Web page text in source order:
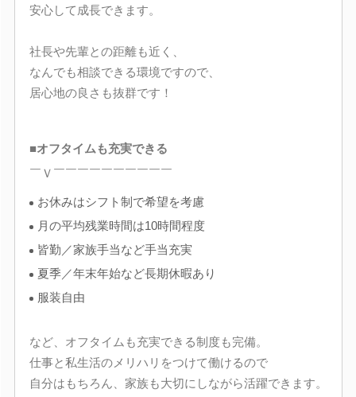
安心して成長できます。
社長や先輩との距離も近く、
なんでも相談できる環境ですので、
居心地の良さも抜群です！
■オフタイムも充実できる
￣Ｖ￣￣￣￣￣￣￣￣￣￣
お休みはシフト制で希望を考慮
月の平均残業時間は10時間程度
皆勤／家族手当など手当充実
夏季／年末年始など長期休暇あり
服装自由
など、オフタイムも充実できる制度も完備。
仕事と私生活のメリハリをつけて働けるので
自分はもちろん、家族も大切にしながら活躍できます。